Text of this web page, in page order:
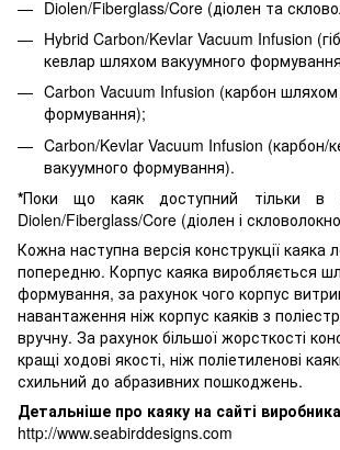
Diolen/Fiberglass/Core (діолен та
Hybrid Carbon/Kevlar Vacuum Infusion
кевлар шляхом вакуумного
Carbon Vacuum Infusion (карбон шляхом
формування);
Carbon/Kevlar Vacuum Infusion (карбон/
вакуумного формування).
*Поки що каяк доступний тільки в
Diolen/Fiberglass/Core (діолен і
Кожна наступна версія конструкції каяка
попередню. Корпус каяка виробляється
формування, за рахунок чого корпус
навантаження ніж корпус каяків з
вручну. За рахунок більшої жорсткості
кращі ходові якості, ніж поліетиленові
схильний до абразивних пошкоджень.
Детальніше про каяку на сайті
http://www.seabirddesigns.com